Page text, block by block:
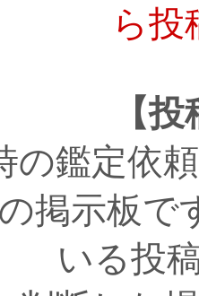
ら投
【
の鑑定依
掲示板で
いる投